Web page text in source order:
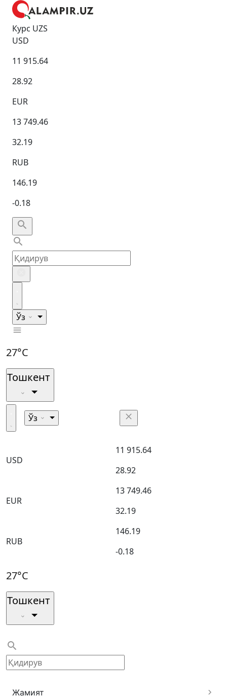
Курс UZS
USD
11 915.64
28.92
EUR
13 749.46
32.19
RUB
146.19
-0.18
Ўз
27°C
Тошкент
Ўз
USD
11 915.64
28.92
EUR
13 749.46
32.19
RUB
146.19
-0.18
27°C
Тошкент
Жамият